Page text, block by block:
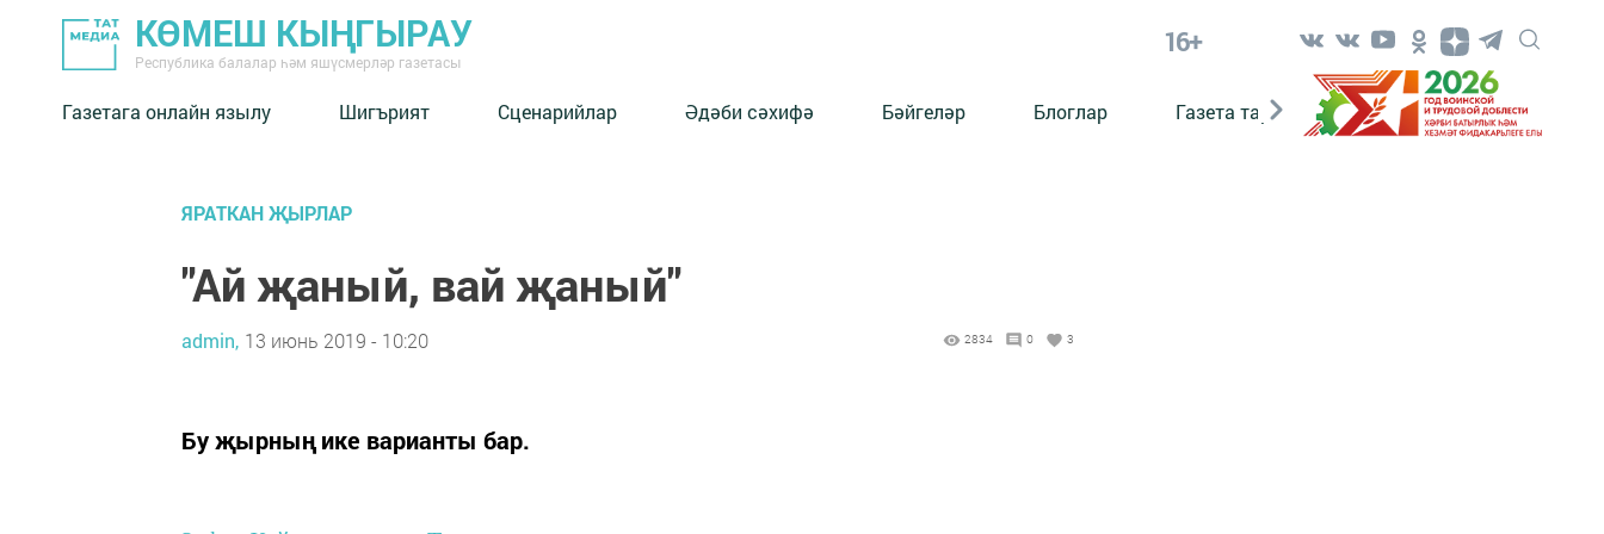
КӨМЕШ КЫҢГЫРАУ
Республика балалар һәм яшүсмерләр газетасы
16+
Газетага онлайн язылу Шигърият Сценарийлар Әдәби сәхифә Бәйгеләр Блоглар Газета тарихы Әкият Әкият
ЯРАТКАН ҖЫРЛАР
"Ай җаный, вай җаный"
admin, 13 июнь 2019 - 10:20 2834 0 3
Бу җырның ике варианты бар.